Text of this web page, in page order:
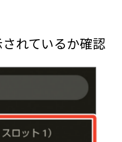
れているか確認